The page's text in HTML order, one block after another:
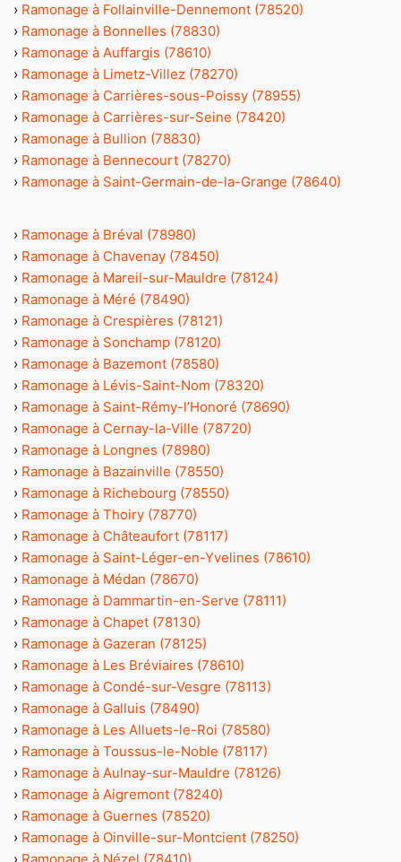
› Ramonage à Follainville-Dennemont (78520)
› Ramonage à Bonnelles (78830)
› Ramonage à Auffargis (78610)
› Ramonage à Limetz-Villez (78270)
› Ramonage à Carrières-sous-Poissy (78955)
› Ramonage à Carrières-sur-Seine (78420)
› Ramonage à Bullion (78830)
› Ramonage à Bennecourt (78270)
› Ramonage à Saint-Germain-de-la-Grange (78640)
› Ramonage à Bréval (78980)
› Ramonage à Chavenay (78450)
› Ramonage à Mareil-sur-Mauldre (78124)
› Ramonage à Méré (78490)
› Ramonage à Crespières (78121)
› Ramonage à Sonchamp (78120)
› Ramonage à Bazemont (78580)
› Ramonage à Lévis-Saint-Nom (78320)
› Ramonage à Saint-Rémy-l’Honoré (78690)
› Ramonage à Cernay-la-Ville (78720)
› Ramonage à Longnes (78980)
› Ramonage à Bazainville (78550)
› Ramonage à Richebourg (78550)
› Ramonage à Thoiry (78770)
› Ramonage à Châteaufort (78117)
› Ramonage à Saint-Léger-en-Yvelines (78610)
› Ramonage à Médan (78670)
› Ramonage à Dammartin-en-Serve (78111)
› Ramonage à Chapet (78130)
› Ramonage à Gazeran (78125)
› Ramonage à Les Bréviaires (78610)
› Ramonage à Condé-sur-Vesgre (78113)
› Ramonage à Galluis (78490)
› Ramonage à Les Alluets-le-Roi (78580)
› Ramonage à Toussus-le-Noble (78117)
› Ramonage à Aulnay-sur-Mauldre (78126)
› Ramonage à Aigremont (78240)
› Ramonage à Guernes (78520)
› Ramonage à Oinville-sur-Montcient (78250)